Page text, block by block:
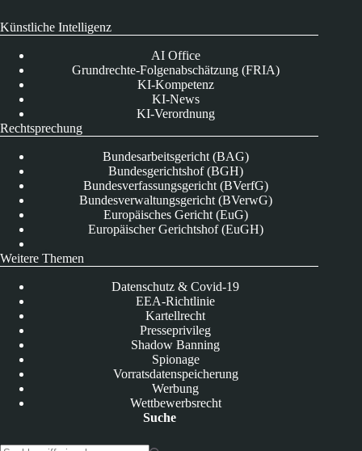
Künstliche Intelligenz
AI Office
Grundrechte-Folgenabschätzung (FRIA)
KI-Kompetenz
KI-News
KI-Verordnung
Rechtsprechung
Bundesarbeitsgericht (BAG)
Bundesgerichtshof (BGH)
Bundesverfassungsgericht (BVerfG)
Bundesverwaltungsgericht (BVerwG)
Europäisches Gericht (EuG)
Europäischer Gerichtshof (EuGH)
Weitere Themen
Datenschutz & Covid-19
EEA-Richtlinie
Kartellrecht
Presseprivileg
Shadow Banning
Spionage
Vorratsdatenspeicherung
Werbung
Wettbewerbsrecht
Suche